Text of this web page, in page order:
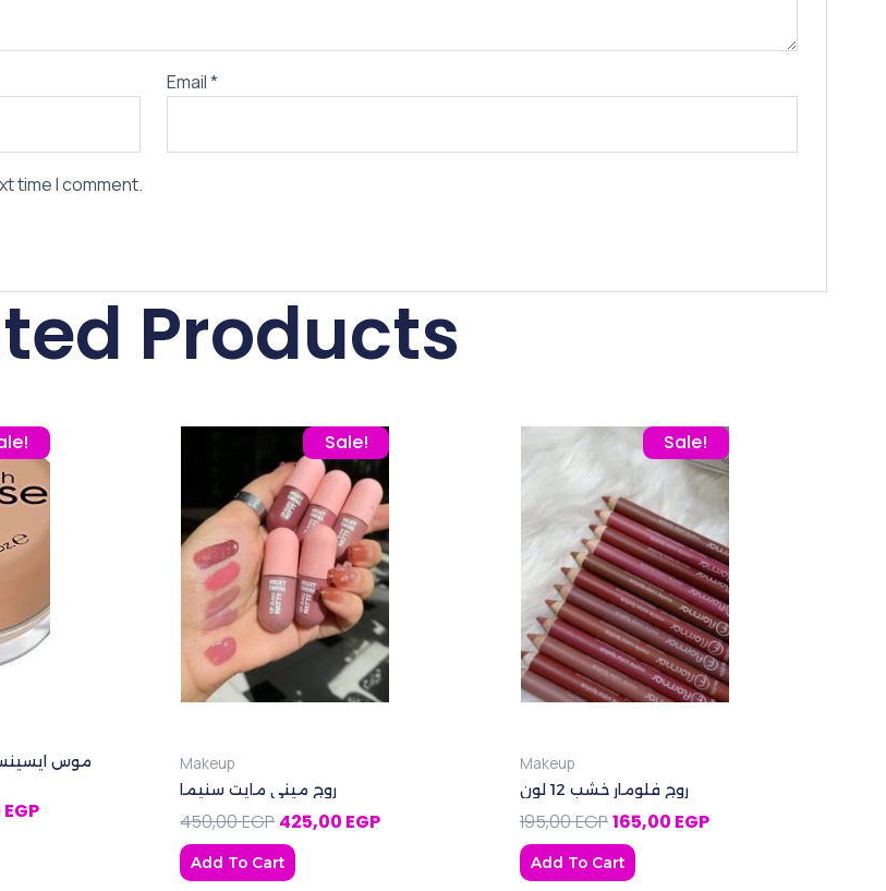
Email*
time I comment.
Products
was: 350,00 EGP.
EGP
Current price is: 323,00 EGP. Sale!
Makeup
روج ميني مايت سنيما
450,00EGP
Original price was: 450,00 EGP.
425,00 EGP
Current price is: 425,00 EGP.
Add To Cart
Sale!
Makeup
روج فلومار خشب 12 لون
195,00EGP
Original price was: 195,00 EGP.
165,00 EGP
Current price is:
Add To Cart